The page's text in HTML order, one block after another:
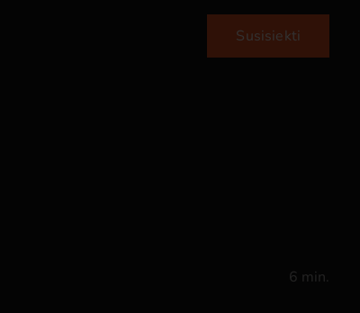
Susisiekti
6 min.